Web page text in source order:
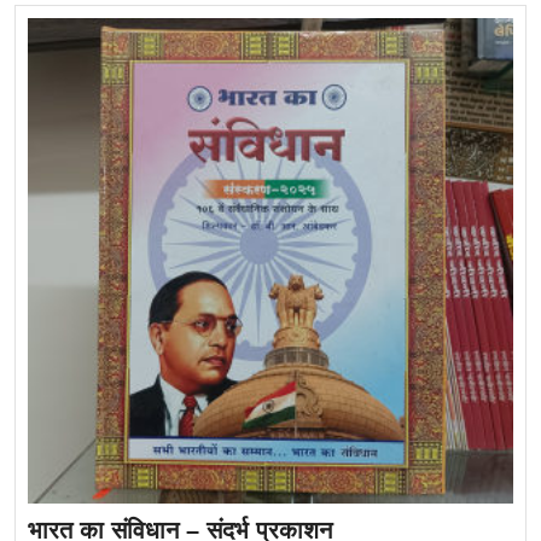
भारत का संविधान – संदर्भ प्रकाशन